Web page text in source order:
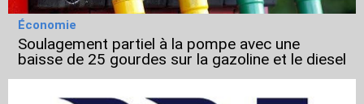
Économie
Soulagement partiel à la pompe avec une
baisse de 25 gourdes sur la gazoline et le diesel